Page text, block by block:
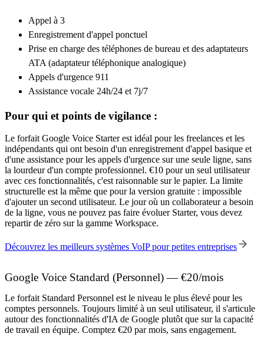
Appel à 3
Enregistrement d'appel ponctuel
Prise en charge des téléphones de bureau et des adaptateurs
ATA (adaptateur téléphonique analogique)
Appels d'urgence 911
Assistance vocale 24h/24 et 7j/7
Pour qui et points de vigilance :
Le forfait Google Voice Starter est idéal pour les freelances et les
indépendants qui ont besoin d'un enregistrement d'appel basique et
d'une assistance pour les appels d'urgence sur une seule ligne, sans
la lourdeur d'un compte professionnel. €10 pour un seul utilisateur
avec ces fonctionnalités, c'est raisonnable sur le papier. La limite
structurelle est la même que pour la version gratuite : impossible
d'ajouter un second utilisateur. Le jour où un collaborateur a besoin
de la ligne, vous ne pouvez pas faire évoluer Starter, vous devez
repartir de zéro sur la gamme Workspace.
Découvrez les meilleurs systèmes VoIP pour petites entreprises
Google Voice Standard (Personnel) — €20/mois
Le forfait Standard Personnel est le niveau le plus élevé pour les
comptes personnels. Toujours limité à un seul utilisateur, il s'articule
autour des fonctionnalités d'IA de Google plutôt que sur la capacité
de travail en équipe. Comptez €20 par mois, sans engagement.